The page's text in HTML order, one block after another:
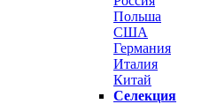
Польша
США
Германия
Италия
Китай
Селекция